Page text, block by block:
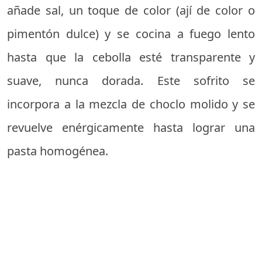
añade sal, un toque de color (ají de color o
pimentón dulce) y se cocina a fuego lento
hasta que la cebolla esté transparente y
suave, nunca dorada. Este sofrito se
incorpora a la mezcla de choclo molido y se
revuelve enérgicamente hasta lograr una
pasta homogénea.